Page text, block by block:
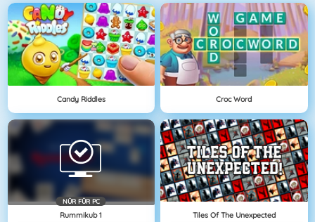
Candy Riddles Croc Word
NÜR FÜR PC
Rummikub 1 Tiles Of The Unexpected